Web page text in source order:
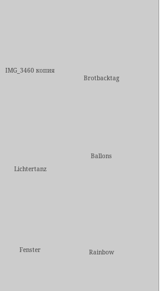
IMG_3460 копия
Brotbacktag
Lichtertanz
Ballons
Fenster Rainbow